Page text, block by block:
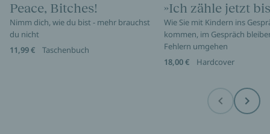
Peace, Bitches!
Nimm dich, wie du bist - mehr brauchst
du nicht
11,99 €
Taschenbuch
»Ich zähle jetzt
Wie Sie mit Kindern ins
kommen, im Gespräch
Fehlern umgehen
18,00 €
Hardcover
Before Next